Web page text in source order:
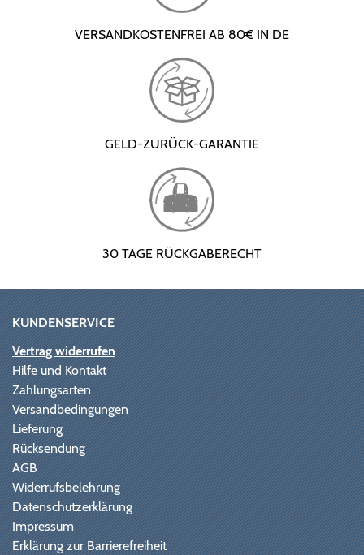
VERSANDKOSTENFREI AB 80€ IN DE
GELD-ZURÜCK-GARANTIE
30 TAGE RÜCKGABERECHT
KUNDENSERVICE
Vertrag widerrufen
Hilfe und Kontakt
Zahlungsarten
Versandbedingungen
Lieferung
Rücksendung
AGB
Widerrufsbelehrung
Datenschutzerklärung
Impressum
Erklärung zur Barrierefreiheit